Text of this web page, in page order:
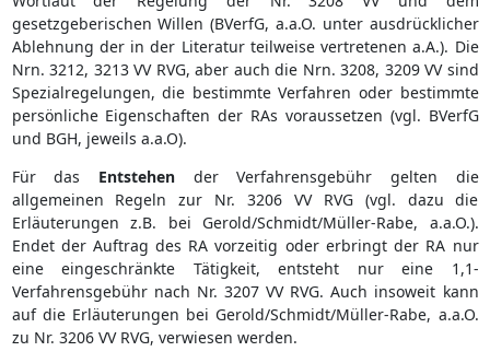
gesetzgeberischen Willen (BVerfG, a.a.O. unter ausdrücklicher
Ablehnung der in der Literatur teilweise vertretenen a.A.). Die
Nrn. 3212, 3213 VV RVG, aber auch die Nrn. 3208, 3209 VV sind
Spezialregelungen, die bestimmte Verfahren oder bestimmte
persönliche Eigenschaften der RAs voraussetzen (vgl. BVerfG
und BGH, jeweils a.a.O).
Für das Entstehender Verfahrensgebühr gelten die
allgemeinen Regeln zur Nr. 3206 VV RVG (vgl. dazu die
Erläuterungen z.B. bei Gerold/Schmidt/Müller-Rabe, a.a.O.).
Endet der Auftrag des RA vorzeitig oder erbringt der RA nur
eine eingeschränkte Tätigkeit, entsteht nur eine 1,1-
Verfahrensgebühr nach Nr. 3207 VV RVG. Auch insoweit kann
auf die Erläuterungen bei Gerold/Schmidt/Müller-Rabe, a.a.O.
zu Nr. 3206 VV RVG, verwiesen werden.